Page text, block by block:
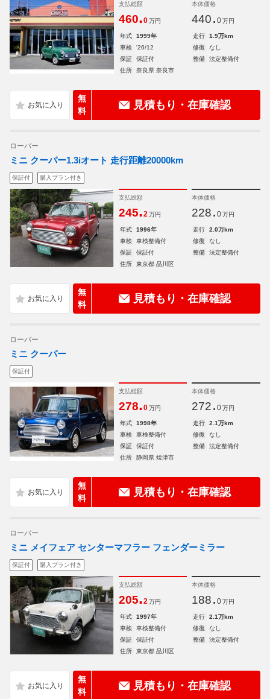
支払総額
460.0 万円
本体価格
440. 0 万円
年式 1999年 走行
1.9万km
車検
'26/12 修復
なし
保証
保証付 整備
法定整備付
住所
奈良県 奈良市
無
料
見積もり・在庫確認
ローバー
ミニ クーパー1.3iオート 走行距離20000km
保証付 購入プラン付き
支払総額
245.2 万円
本体価格
228. 0 万円
年式 1996年 走行
2.0万km
車検
車検整備付 修復
なし
保証
保証付 整備
法定整備付
住所
東京都 品川区
無
料
見積もり・在庫確認
ローバー
ミニ クーパー
保証付
支払総額
278.0 万円
本体価格
272. 0 万円
年式 1998年 走行
2.1万km
車検
車検整備付 修復
なし
保証
保証付 整備
法定整備付
住所
静岡県 焼津市
無
料
見積もり・在庫確認
ローバー
ミニ メイフェア センターマフラー フェンダーミラー
保証付 購入プラン付き
支払総額
205.2 万円
本体価格
188. 0 万円
年式 1997年 走行
2.1万km
車検
車検整備付 修復
なし
保証
保証付 整備
法定整備付
住所
東京都 品川区
無
料
見積もり・在庫確認